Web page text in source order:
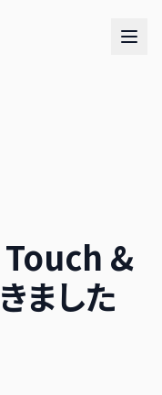
Touch &
ました